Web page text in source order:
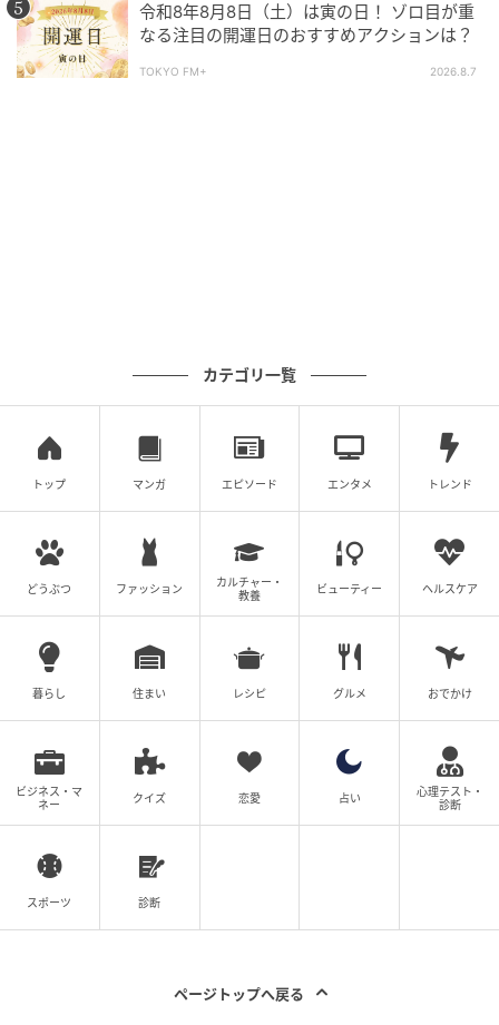
令和8年8月8日（土）は寅の日！ ゾロ目が重
なる注目の開運日のおすすめアクションは？
TOKYO FM+ 2026.8.7
カテゴリ一覧
トップ マンガ エピソード エンタメ トレンド
どうぶつ ファッション
カルチャー・
教養
ビューティー ヘルスケア
暮らし 住まい レシピ グルメ おでかけ
ビジネス・マ
ネー
クイズ 恋愛 占い
心理テスト・
診断
スポーツ 診断
ページトップへ戻る